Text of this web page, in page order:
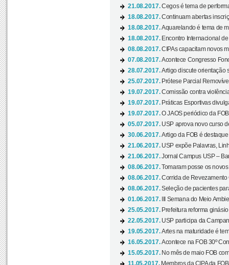
21.08.2017.Cegos é tema de
18.08.2017.Continuam abertas
18.08.2017.Aquarelando é tema de
18.08.2017. Encontro Internacional
08.08.2017.CIPAs capacitam novos
07.08.2017.Acontece Congresso
28.07.2017.Artigo discute orientação
25.07.2017. Prótese Parcial
19.07.2017.Comissão contra
19.07.2017. Práticas Esportivas
19.07.2017.O JAOS periódico da
05.07.2017. USP aprova novo curso
30.06.2017.Artigo da FOB é
21.06.2017. USP expõe Palavras,
21.06.2017.Jornal Campus USP –
08.06.2017.Tomaram posse os
08.06.2017.Corrida de Revezamento
08.06.2017.Seleção de pacientes
01.06.2017.
III Semana do Meio
25.05.2017. Prefeitura reforma
22.05.2017. USP participa da
19.05.2017.Artes na maturidade é
16.05.2017.Acontece na FOB 30º
15.05.2017. No mês de maio FOB
11.05.2017. Membros da CIPA da